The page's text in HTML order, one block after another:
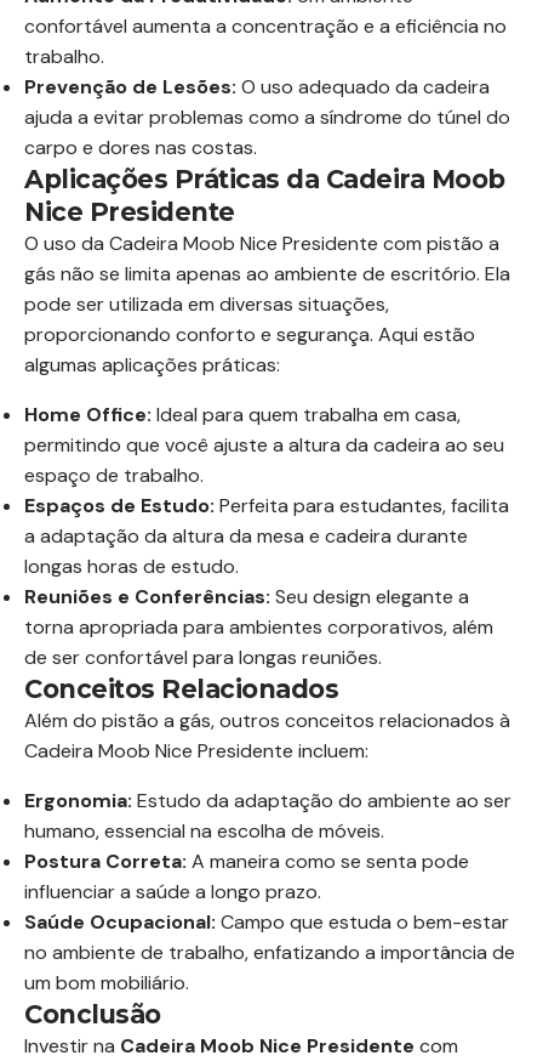
confortável aumenta a concentração e a eficiência no
trabalho.
Prevenção de Lesões: O uso adequado da cadeira
ajuda a evitar problemas como a síndrome do túnel do
carpo e dores nas costas.
Aplicações Práticas da Cadeira Moob
Nice Presidente
O uso da Cadeira Moob Nice Presidente com pistão a
gás não se limita apenas ao ambiente de escritório. Ela
pode ser utilizada em diversas situações,
proporcionando conforto e segurança. Aqui estão
algumas aplicações práticas:
Home Office: Ideal para quem trabalha em casa,
permitindo que você ajuste a altura da cadeira ao seu
espaço de trabalho.
Espaços de Estudo: Perfeita para estudantes, facilita
a adaptação da altura da mesa e cadeira durante
longas horas de estudo.
Reuniões e Conferências: Seu design elegante a
torna apropriada para ambientes corporativos, além
de ser confortável para longas reuniões.
Conceitos Relacionados
Além do pistão a gás, outros conceitos relacionados à
Cadeira Moob Nice Presidente incluem:
Ergonomia: Estudo da adaptação do ambiente ao ser
humano, essencial na escolha de móveis.
Postura Correta: A maneira como se senta pode
influenciar a saúde a longo prazo.
Saúde Ocupacional: Campo que estuda o bem-estar
no ambiente de trabalho, enfatizando a importância de
um bom mobiliário.
Conclusão
Investir na Cadeira Moob Nice Presidente com